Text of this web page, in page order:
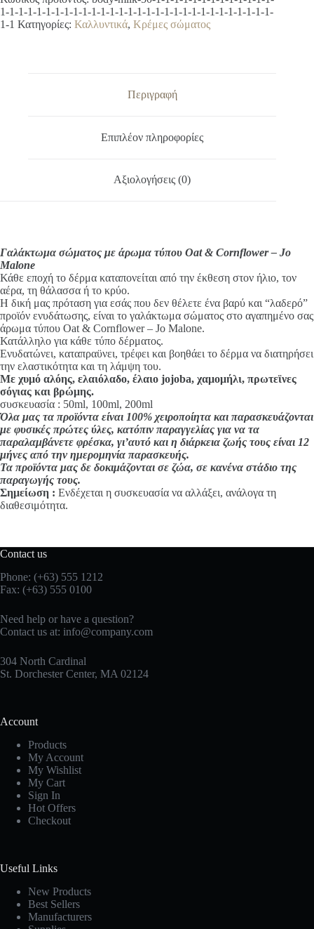
άρωμα
τύπου
Oat
l
t
1-1-1-1-1-1-1-1-1-1-1-1-1-1-1-1-1-1-1-1-1-1-1-1-1-1-1-1-1-1-
1-1 Κατηγορίες: Καλλυντικά, Κρέμες σώματος
Περιγραφή
Επιπλέον πληροφορίες
Αξιολογήσεις (0)
Γαλάκτωμα σώματος με άρωμα τύπου Oat & Cornflower – Jo
Malone
Κάθε εποχή το δέρμα καταπονείται από την έκθεση στον ήλιο, τον
αέρα, τη θάλασσα ή το κρύο.
Η δική μας πρόταση για εσάς που δεν θέλετε ένα βαρύ και “λαδερό”
προϊόν ενυδάτωσης, είναι το γαλάκτωμα σώματος στο αγαπημένο σας
άρωμα τύπου Oat & Cornflower – Jo Malone.
Κατάλληλο για κάθε τύπο δέρματος.
Ενυδατώνει, καταπραϋνει, τρέφει και βοηθάει το δέρμα να διατηρήσει
την ελαστικότητα και τη λάμψη του.
Με χυμό αλόης, ελαιόλαδο, έλαιο jojoba, χαμομήλι, πρωτεϊνες
σόγιας και βρώμης.
συσκευασία : 50ml, 100ml, 200ml
Όλα μας τα προϊόντα είναι 100% χειροποίητα και παρασκευάζονται
με φυσικές πρώτες ύλες, κατόπιν παραγγελίας για να τα
παραλαμβάνετε φρέσκα, γι’αυτό και η διάρκεια ζωής τους είναι 12
μήνες από την ημερομηνία παρασκευής.
Τα προϊόντα μας δε δοκιμάζονται σε ζώα, σε κανένα στάδιο της
παραγωγής τους.
Σημείωση : Ενδέχεται η συσκευασία να αλλάξει, ανάλογα τη
διαθεσιμότητα.
Contact us
Phone: (+63) 555 1212
Fax: (+63) 555 0100
Need help or have a question?
Contact us at: info@company.com
304 North Cardinal
St. Dorchester Center, MA 02124
Account
Products
My Account
My Wishlist
My Cart
Sign In
Hot Offers
Checkout
Useful Links
New Products
Best Sellers
Manufacturers